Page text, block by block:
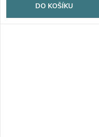
DO KOŠÍKU